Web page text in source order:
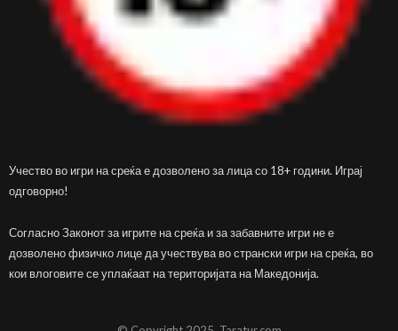
Учество во игри на среќа е дозволено за лица со 18+ години. Играј
одговорно!
Согласно Законот за игрите на среќа и за забавните игри не е
дозволено физичко лице да учествува во странски игри на среќа, во
кои влоговите се уплаќаат на територијата на Македонија.